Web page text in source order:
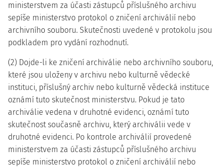
ministerstvem za účasti zástupců příslušného archivu
sepíše ministerstvo protokol o zničení archiválií nebo
archivního souboru. Skutečnosti uvedené v protokolu jsou
podkladem pro vydání rozhodnutí.
(2) Dojde-li ke zničení archiválie nebo archivního souboru,
které jsou uloženy v archivu nebo kulturně vědecké
instituci, příslušný archiv nebo kulturně vědecká instituce
oznámí tuto skutečnost ministerstvu. Pokud je tato
archiválie vedena v druhotné evidenci, oznámí tuto
skutečnost současně archivu, který archiválii vede v
druhotné evidenci. Po kontrole archiválií provedené
ministerstvem za účasti zástupců příslušného archivu
sepíše ministerstvo protokol o zničení archiválií nebo